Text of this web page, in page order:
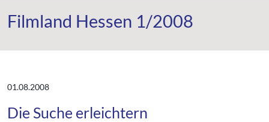
Filmland Hessen 1/2008
01.08.2008
Die Suche erleichtern